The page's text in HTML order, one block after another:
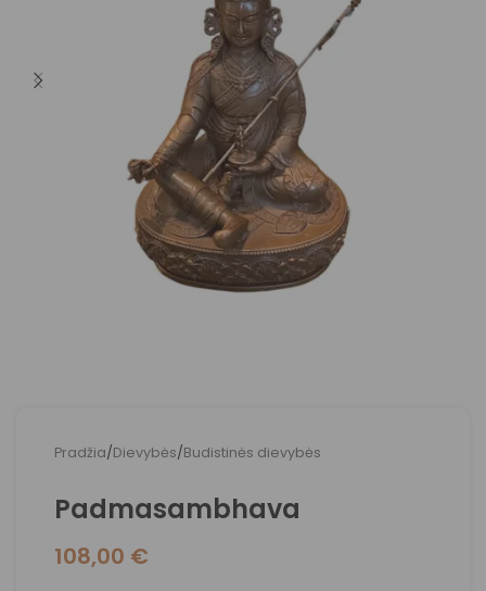
Pradžia/Dievybės/Budistinės dievybės
Padmasambhava
108,00 €